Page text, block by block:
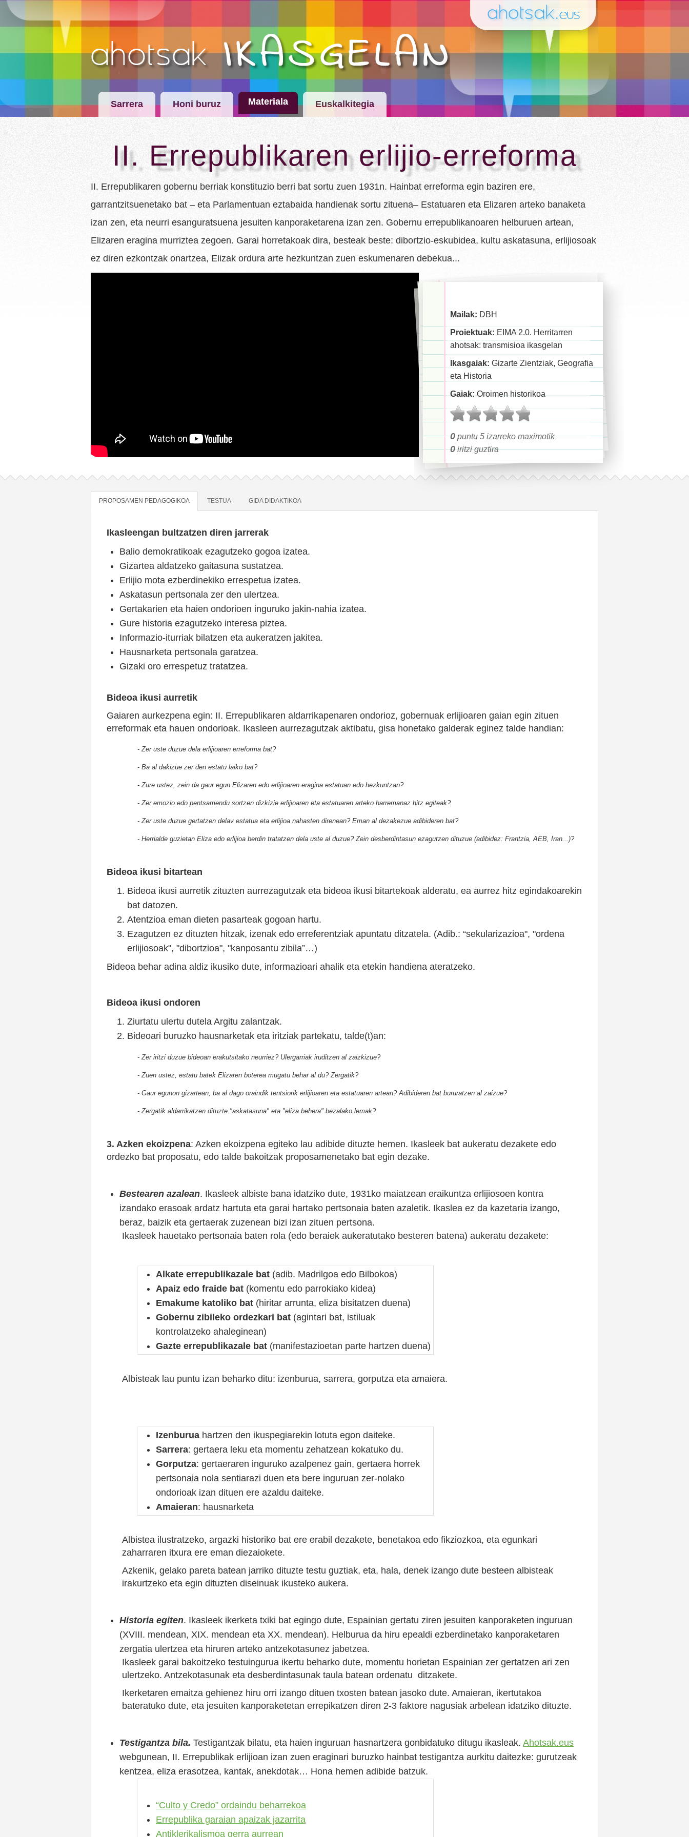
Sarrera Honi buruz Materiala Euskalkitegia
II. Errepublikaren erlijio-erreforma
II. Errepublikaren gobernu berriak konstituzio berri bat sortu zuen 1931n. Hainbat erreforma egin baziren ere,
garrantzitsuenetako bat – eta Parlamentuan eztabaida handienak sortu zituena– Estatuaren eta Elizaren arteko banaketa
izan zen, eta neurri esanguratsuena jesuiten kanporaketarena izan zen. Gobernu errepublikanoaren helburuen artean,
Elizaren eragina murriztea zegoen. Garai horretakoak dira, besteak beste: dibortzio-eskubidea, kultu askatasuna, erlijiosoak
ez diren ezkontzak onartzea, Elizak ordura arte hezkuntzan zuen eskumenaren debekua...
Mailak: DBH
Proiektuak: EIMA 2.0. Herritarren
ahotsak: transmisioa ikasgelan
Ikasgaiak: Gizarte Zientziak, Geografia
eta Historia
Gaiak: Oroimen historikoa
0puntu 5 izarreko maximotik
0iritzi guztira
PROPOSAMEN PEDAGOGIKOA TESTUA GIDA DIDAKTIKOA
Ikasleengan bultzatzen diren jarrerak
Balio demokratikoak ezagutzeko gogoa izatea.
Gizartea aldatzeko gaitasuna sustatzea.
Erlijio mota ezberdinekiko errespetua izatea.
Askatasun pertsonala zer den ulertzea.
Gertakarien eta haien ondorioen inguruko jakin-nahia izatea.
Gure historia ezagutzeko interesa piztea.
Informazio-iturriak bilatzen eta aukeratzen jakitea.
Hausnarketa pertsonala garatzea.
Gizaki oro errespetuz tratatzea.
Bideoa ikusi aurretik
Gaiaren aurkezpena egin: II. Errepublikaren aldarrikapenaren ondorioz, gobernuak erlijioaren gaian egin zituen
erreformak eta hauen ondorioak. Ikasleen aurrezagutzak aktibatu, gisa honetako galderak eginez talde handian:
- Zer uste duzue dela erlijioaren erreforma bat?
- Ba al dakizue zer den estatu laiko bat?
- Zure ustez, zein da gaur egun Elizaren edo erlijioaren eragina estatuan edo hezkuntzan?
- Zer emozio edo pentsamendu sortzen dizkizie erlijioaren eta estatuaren arteko harremanaz hitz egiteak?
- Zer uste duzue gertatzen delav estatua eta erlijioa nahasten direnean? Eman al dezakezue adibideren bat?
- Herrialde guzietan Eliza edo erlijioa berdin tratatzen dela uste al duzue? Zein desberdintasun ezagutzen dituzue (adibidez: Frantzia, AEB, Iran...)?
Bideoa ikusi bitartean
Bideoa ikusi aurretik zituzten aurrezagutzak eta bideoa ikusi bitartekoak alderatu, ea aurrez hitz egindakoarekin
bat datozen.
Atentzioa eman dieten pasarteak gogoan hartu.
Ezagutzen ez dituzten hitzak, izenak edo erreferentziak apuntatu ditzatela. (Adib.: “sekularizazioa", "ordena
erlijiosoak", "dibortzioa", "kanposantu zibila”…)
Bideoa behar adina aldiz ikusiko dute, informazioari ahalik eta etekin handiena ateratzeko.
Bideoa ikusi ondoren
Ziurtatu ulertu dutela Argitu zalantzak.
Bideoari buruzko hausnarketak eta iritziak partekatu, talde(t)an:
- Zer iritzi duzue bideoan erakutsitako neurriez? Ulergarriak iruditzen al zaizkizue?
- Zuen ustez, estatu batek Elizaren boterea mugatu behar al du? Zergatik?
- Gaur egunon gizartean, ba al dago oraindik tentsiorik erlijioaren eta estatuaren artean? Adibideren bat bururatzen al zaizue?
- Zergatik aldarrikatzen dituzte "askatasuna" eta "eliza behera" bezalako lemak?
3. Azken ekoizpena: Azken ekoizpena egiteko lau adibide dituzte hemen. Ikasleek bat aukeratu dezakete edo
ordezko bat proposatu, edo talde bakoitzak proposamenetako bat egin dezake.
Bestearen azalean. Ikasleek albiste bana idatziko dute, 1931ko maiatzean eraikuntza erlijiosoen kontra
izandako erasoak ardatz hartuta eta garai hartako pertsonaia baten azaletik. Ikaslea ez da kazetaria izango,
beraz, baizik eta gertaerak zuzenean bizi izan zituen pertsona.
Ikasleek hauetako pertsonaia baten rola (edo beraiek aukeratutako besteren batena) aukeratu dezakete:
Alkate errepublikazale bat (adib. Madrilgoa edo Bilbokoa)
Apaiz edo fraide bat (komentu edo parrokiako kidea)
Emakume katoliko bat (hiritar arrunta, eliza bisitatzen duena)
Gobernu zibileko ordezkari bat (agintari bat, istiluak
kontrolatzeko ahaleginean)
Gazte errepublikazale bat (manifestazioetan parte hartzen duena)
Albisteak lau puntu izan beharko ditu: izenburua, sarrera, gorputza eta amaiera.
Izenburua hartzen den ikuspegiarekin lotuta egon daiteke.
Sarrera: gertaera leku eta momentu zehatzean kokatuko du.
Gorputza: gertaeraren inguruko azalpenez gain, gertaera horrek
pertsonaia nola sentiarazi duen eta bere inguruan zer-nolako
ondorioak izan dituen ere azaldu daiteke.
Amaieran: hausnarketa
Albistea ilustratzeko, argazki historiko bat ere erabil dezakete, benetakoa edo fikziozkoa, eta egunkari
zaharraren itxura ere eman diezaiokete.
Azkenik, gelako pareta batean jarriko dituzte testu guztiak, eta, hala, denek izango dute besteen albisteak
irakurtzeko eta egin dituzten diseinuak ikusteko aukera.
Historia egiten. Ikasleek ikerketa txiki bat egingo dute, Espainian gertatu ziren jesuiten kanporaketen inguruan
(XVIII. mendean, XIX. mendean eta XX. mendean). Helburua da hiru epealdi ezberdinetako kanporaketaren
zergatia ulertzea eta hiruren arteko antzekotasunez jabetzea.
Ikasleek garai bakoitzeko testuingurua ikertu beharko dute, momentu horietan Espainian zer gertatzen ari zen
ulertzeko. Antzekotasunak eta desberdintasunak taula batean ordenatu ditzakete.
Ikerketaren emaitza gehienez hiru orri izango dituen txosten batean jasoko dute. Amaieran, ikertutakoa
bateratuko dute, eta jesuiten kanporaketetan errepikatzen diren 2-3 faktore nagusiak arbelean idatziko dituzte.
Testigantza bila. Testigantzak bilatu, eta haien inguruan hasnartzera gonbidatuko ditugu ikasleak. Ahotsak.eus
webgunean, II. Errepublikak erlijioan izan zuen eraginari buruzko hainbat testigantza aurkitu daitezke: gurutzeak
kentzea, eliza erasotzea, kantak, anekdotak… Hona hemen adibide batzuk.
“Culto y Credo” ordaindu beharrekoa
Errepublika garaian apaizak jazarrita
Antiklerikalismoa gerra aurrean